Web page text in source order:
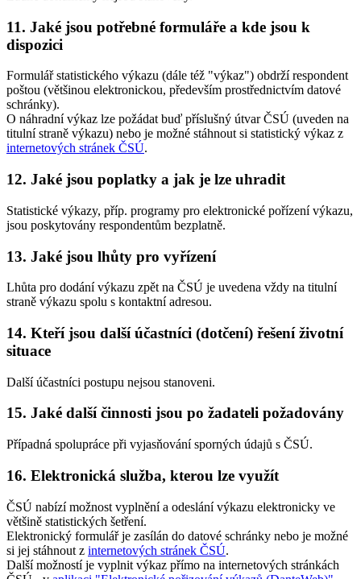
11. Jaké jsou potřebné formuláře a kde jsou k
dispozici
Formulář statistického výkazu (dále též "výkaz") obdrží respondent
poštou (většinou elektronickou, především prostřednictvím datové
schránky).
O náhradní výkaz lze požádat buď příslušný útvar ČSÚ (uveden na
titulní straně výkazu) nebo je možné stáhnout si statistický výkaz z
internetových stránek ČSÚ.
12. Jaké jsou poplatky a jak je lze uhradit
Statistické výkazy, příp. programy pro elektronické pořízení výkazu,
jsou poskytovány respondentům bezplatně.
13. Jaké jsou lhůty pro vyřízení
Lhůta pro dodání výkazu zpět na ČSÚ je uvedena vždy na titulní
straně výkazu spolu s kontaktní adresou.
14. Kteří jsou další účastníci (dotčení) řešení životní
situace
Další účastníci postupu nejsou stanoveni.
15. Jaké další činnosti jsou po žadateli požadovány
Případná spolupráce při vyjasňování sporných údajů s ČSÚ.
16. Elektronická služba, kterou lze využít
ČSÚ nabízí možnost vyplnění a odeslání výkazu elektronicky ve
většině statistických šetření.
Elektronický formulář je zasílán do datové schránky nebo je možné
si jej stáhnout z internetových stránek ČSÚ.
Další možností je vyplnit výkaz přímo na internetových stránkách